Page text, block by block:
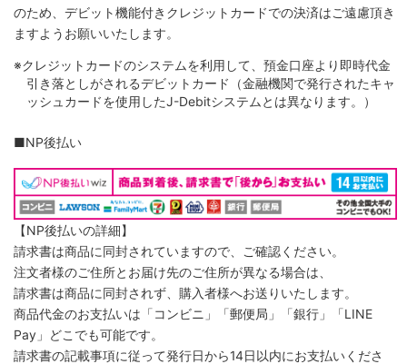
のため、デビット機能付きクレジットカードでの決済はご遠慮頂き
ますようお願いいたします。
※クレジットカードのシステムを利用して、預金口座より即時代金
引き落としがされるデビットカード（金融機関で発行されたキャ
ッシュカードを使用したJ-Debitシステムとは異なります。）
■NP後払い
【NP後払いの詳細】
請求書は商品に同封されていますので、ご確認ください。
注文者様のご住所とお届け先のご住所が異なる場合は、
請求書は商品に同封されず、購入者様へお送りいたします。
商品代金のお支払いは「コンビニ」「郵便局」「銀行」「LINE
Pay」どこでも可能です。
請求書の記載事項に従って発行日から14日以内にお支払いくださ